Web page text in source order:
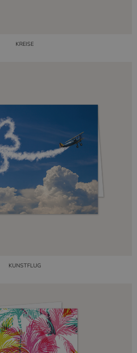
KREISE
KUNSTFLUG